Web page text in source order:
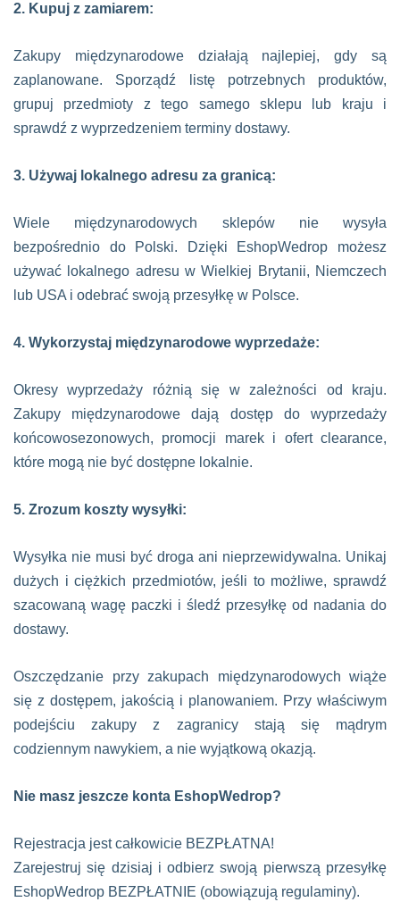
2. Kupuj z zamiarem:
Zakupy międzynarodowe działają najlepiej, gdy są
zaplanowane. Sporządź listę potrzebnych produktów,
grupuj przedmioty z tego samego sklepu lub kraju i
sprawdź z wyprzedzeniem terminy dostawy.
3. Używaj lokalnego adresu za granicą:
Wiele międzynarodowych sklepów nie wysyła
bezpośrednio do Polski. Dzięki EshopWedrop możesz
używać lokalnego adresu w Wielkiej Brytanii, Niemczech
lub USA i odebrać swoją przesyłkę w Polsce.
4. Wykorzystaj międzynarodowe wyprzedaże:
Okresy wyprzedaży różnią się w zależności od kraju.
Zakupy międzynarodowe dają dostęp do wyprzedaży
końcowosezonowych, promocji marek i ofert clearance,
które mogą nie być dostępne lokalnie.
5. Zrozum koszty wysyłki:
Wysyłka nie musi być droga ani nieprzewidywalna. Unikaj
dużych i ciężkich przedmiotów, jeśli to możliwe, sprawdź
szacowaną wagę paczki i śledź przesyłkę od nadania do
dostawy.
Oszczędzanie przy zakupach międzynarodowych wiąże
się z dostępem, jakością i planowaniem. Przy właściwym
podejściu zakupy z zagranicy stają się mądrym
codziennym nawykiem, a nie wyjątkową okazją.
Nie masz jeszcze konta EshopWedrop?
Rejestracja jest całkowicie BEZPŁATNA!
Zarejestruj się dzisiaj i odbierz swoją pierwszą przesyłkę
EshopWedrop BEZPŁATNIE (obowiązują regulaminy).